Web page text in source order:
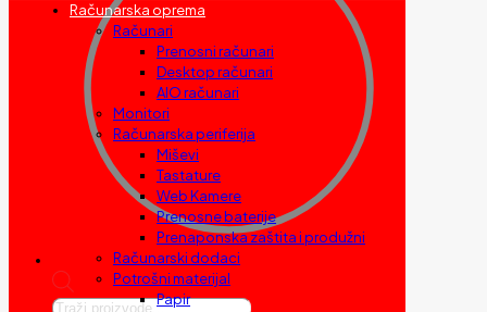
Products
Računarska oprema
Računari
Prenosni računari
Desktop računari
AIO računari
Monitori
Računarska periferija
Miševi
Tastature
Web Kamere
Prenosne baterije
Prenaponska zaštita i produžni
Računarski dodaci
Potrošni materijal
Papir